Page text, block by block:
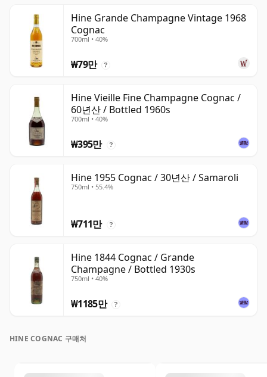
Hine Grande Champagne Vintage 1968
Cognac
700ml • 40%
₩79만 ?
Hine Vieille Fine Champagne Cognac /
60년산 / Bottled 1960s
700ml • 40%
₩395만 ?
Hine 1955 Cognac / 30년산 / Samaroli
750ml • 55.4%
₩711만 ?
Hine 1844 Cognac / Grande
Champagne / Bottled 1930s
750ml • 40%
₩1185만 ?
HINE COGNAC 구매처